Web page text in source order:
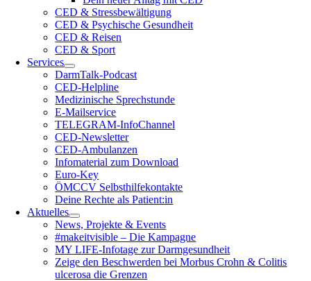
CED & Stressbewältigung
CED & Psychische Gesundheit
CED & Reisen
CED & Sport
Services
DarmTalk-Podcast
CED-Helpline
Medizinische Sprechstunde
E-Mailservice
TELEGRAM-InfoChannel
CED-Newsletter
CED-Ambulanzen
Infomaterial zum Download
Euro-Key
ÖMCCV Selbsthilfekontakte
Deine Rechte als Patient:in
Aktuelles
News, Projekte & Events
#makeitvisible – Die Kampagne
MY LIFE-Infotage zur Darmgesundheit
Zeige den Beschwerden bei Morbus Crohn & Colitis
ulcerosa die Grenzen